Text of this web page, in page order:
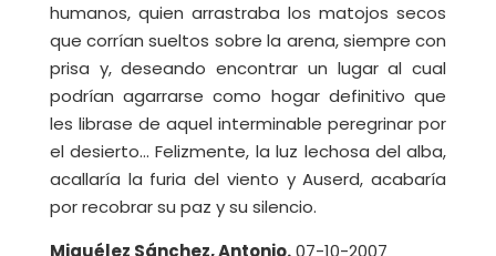
humanos, quien arrastraba los matojos secos
que corrían sueltos sobre la arena, siempre con
prisa y, deseando encontrar un lugar al cual
podrían agarrarse como hogar definitivo que
les librase de aquel interminable peregrinar por
el desierto… Felizmente, la luz lechosa del alba,
acallaría la furia del viento y Auserd, acabaría
por recobrar su paz y su silencio.
Miguélez Sánchez, Antonio.07-10-2007